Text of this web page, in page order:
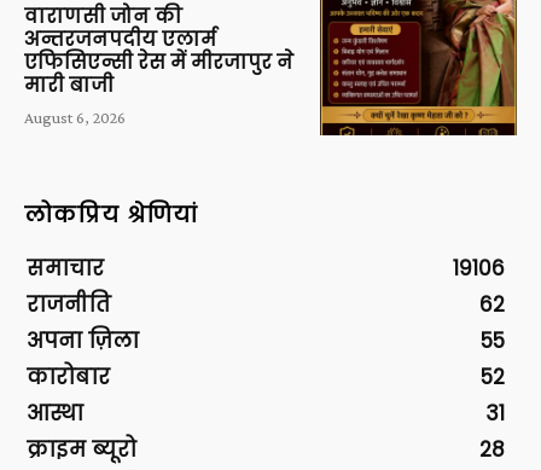
वाराणसी जोन की
अन्तरजनपदीय एलार्म
एफिसिएन्सी रेस में मीरजापुर ने
मारी बाजी
August 6, 2026
लोकप्रिय श्रेणियां
समाचार
19106
राजनीति
62
अपना ज़िला
55
कारोबार
52
आस्था
31
क्राइम ब्यूरो
28